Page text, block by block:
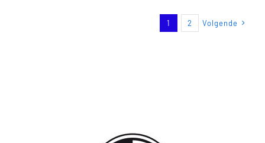
1 2 Volgende